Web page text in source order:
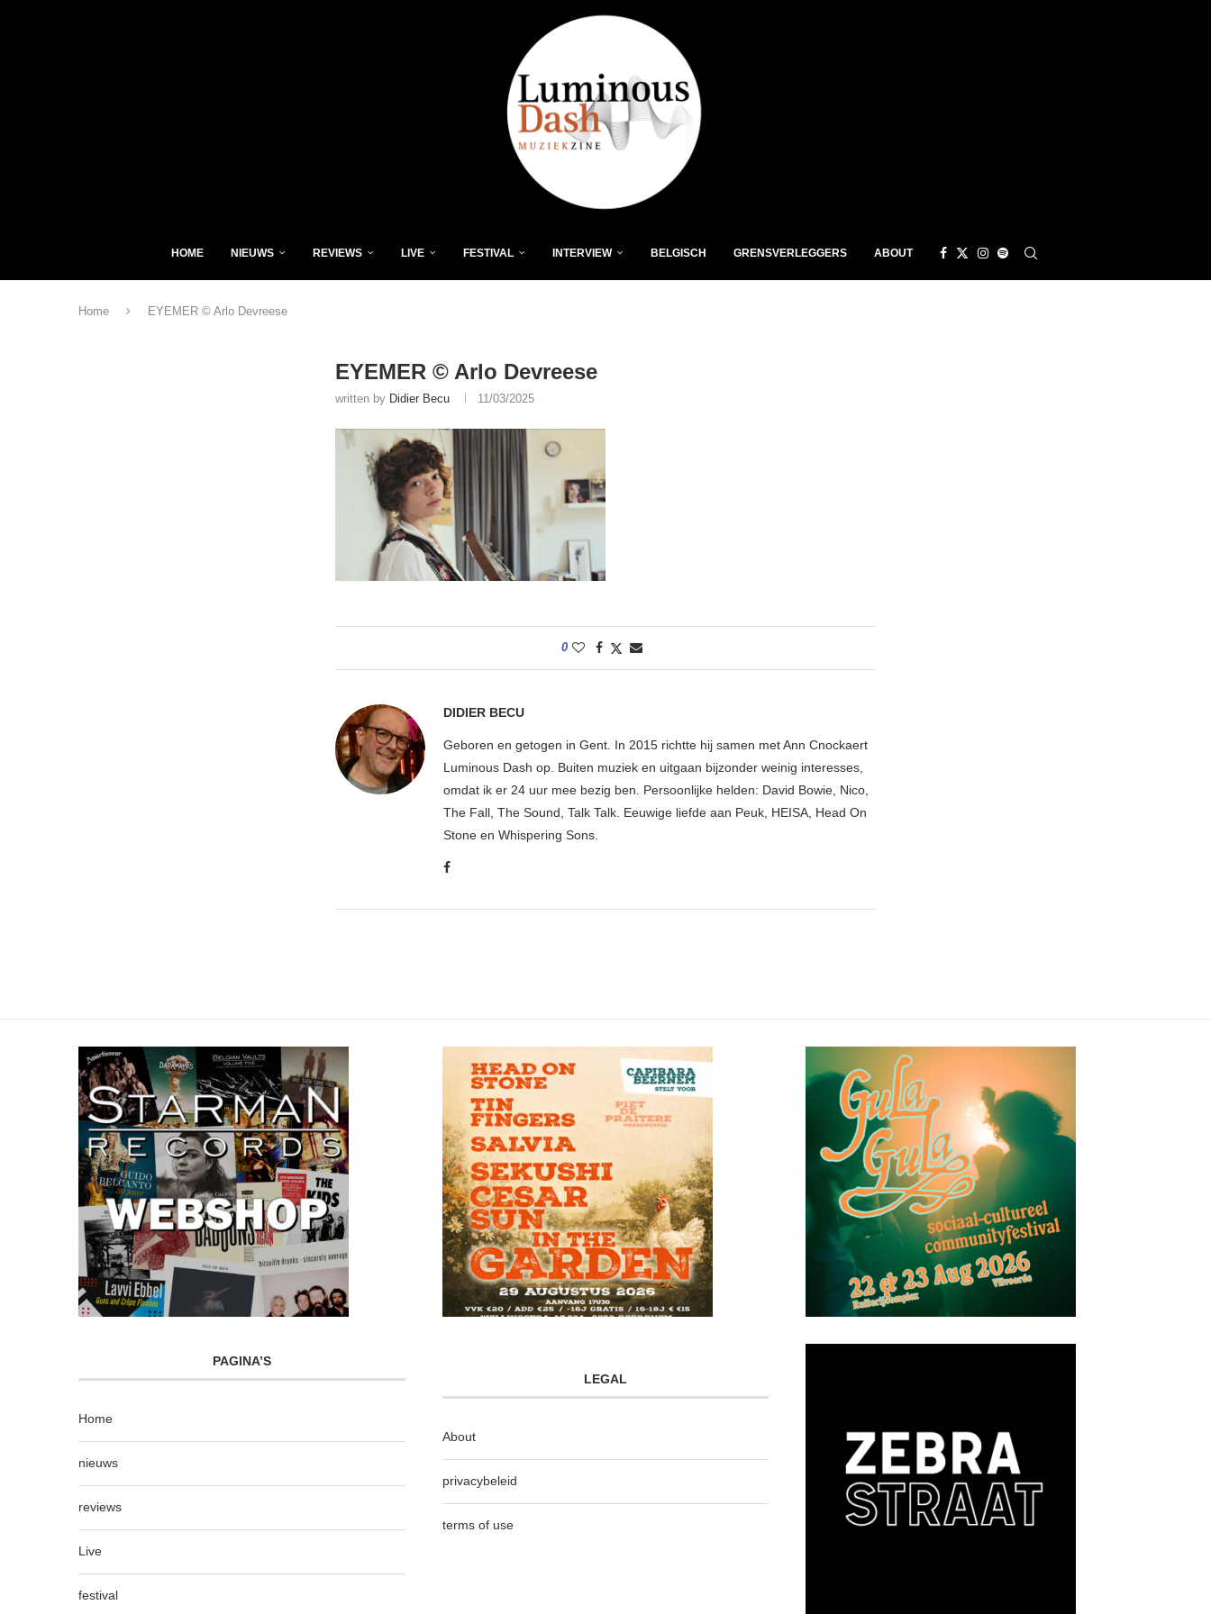
HOME NIEUWS REVIEWS LIVE FESTIVAL INTERVIEW BELGISCH GRENSVERLEGGERS ABOUT
Home EYEMER © Arlo Devreese
EYEMER © Arlo Devreese
written by Didier Becu 11/03/2025
0
DIDIER BECU
Geboren en getogen in Gent. In 2015 richtte hij samen met Ann Cnockaert
Luminous Dash op. Buiten muziek en uitgaan bijzonder weinig interesses,
omdat ik er 24 uur mee bezig ben. Persoonlijke helden: David Bowie, Nico,
The Fall, The Sound, Talk Talk. Eeuwige liefde aan Peuk, HEISA, Head On
Stone en Whispering Sons.
PAGINA’S
Home
nieuws
reviews
Live
festival
LEGAL
About
privacybeleid
terms of use